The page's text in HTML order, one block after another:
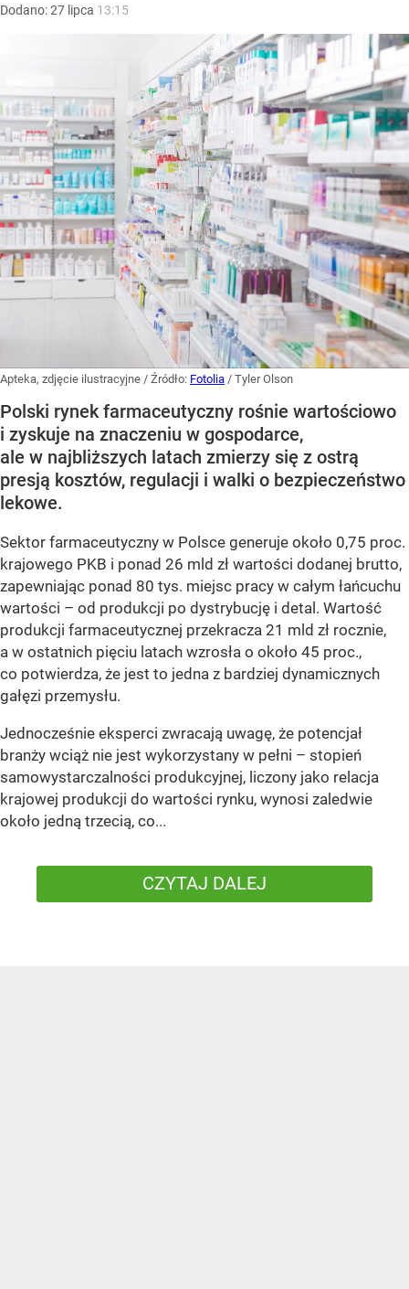
Dodano:27 lipca 13:15
Apteka, zdjęcie ilustracyjne / Źródło: Fotolia / Tyler Olson
Polski rynek farmaceutyczny rośnie wartościowo
i zyskuje na znaczeniu w gospodarce,
ale w najbliższych latach zmierzy się z ostrą
presją kosztów, regulacji i walki o bezpieczeństwo
lekowe.
Sektor farmaceutyczny w Polsce generuje około 0,75 proc.
krajowego PKB i ponad 26 mld zł wartości dodanej brutto,
zapewniając ponad 80 tys. miejsc pracy w całym łańcuchu
wartości – od produkcji po dystrybucję i detal. Wartość
produkcji farmaceutycznej przekracza 21 mld zł rocznie,
a w ostatnich pięciu latach wzrosła o około 45 proc.,
co potwierdza, że jest to jedna z bardziej dynamicznych
gałęzi przemysłu.
Jednocześnie eksperci zwracają uwagę, że potencjał
branży wciąż nie jest wykorzystany w pełni – stopień
samowystarczalności produkcyjnej, liczony jako relacja
krajowej produkcji do wartości rynku, wynosi zaledwie
około jedną trzecią, co...
CZYTAJ DALEJ